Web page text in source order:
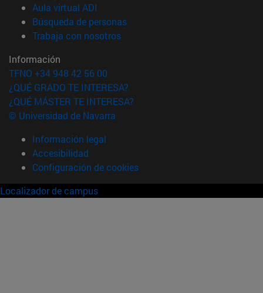
Aula virtual ADI
Búsqueda de personas(abre en nueva ventana)
Trabaja con nosotros(abre en nueva ventana)
Información
TFNO +34 948 42 56 00
¿QUÉ GRADO TE INTERESA?
¿QUÉ MÁSTER TE INTERESA?
© Universidad de Navarra
Información legal
Accesibilidad
Configuración de cookies
Localizador de campus